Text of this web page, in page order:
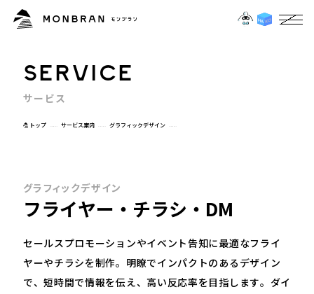
S E RV C E
サー ビス
トップ サービス案内 グラフィックデザイン
グラフィックデザイン
フライヤー・チラシ・DM
セールスプロモーションやイベント告知に最適なフライ
ヤーやチラシを制作。明瞭でインパクトのあるデザイン
で、短時間で情報を伝え、高い反応率を目指します。ダイ